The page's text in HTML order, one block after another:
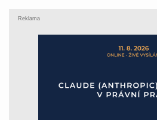
Reklama